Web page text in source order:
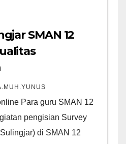
SMAN 12
Para guru SMAN 12
pengisian Survey
di SMAN 12